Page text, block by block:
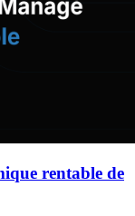
rentable de